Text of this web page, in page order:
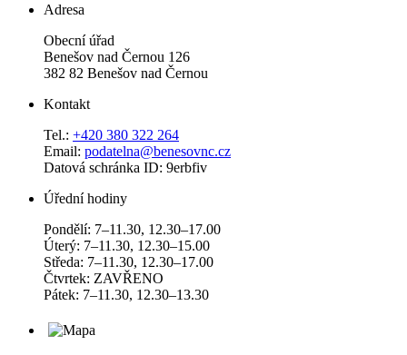
Adresa
Obecní úřad
Benešov nad Černou 126
382 82 Benešov nad Černou
Kontakt
Tel.: +420 380 322 264
Email: podatelna@benesovnc.cz
Datová schránka ID: 9erbfiv
Úřední hodiny
Pondělí: 7–11.30, 12.30–17.00
Úterý: 7–11.30, 12.30–15.00
Středa: 7–11.30, 12.30–17.00
Čtvrtek: ZAVŘENO
Pátek: 7–11.30, 12.30–13.30